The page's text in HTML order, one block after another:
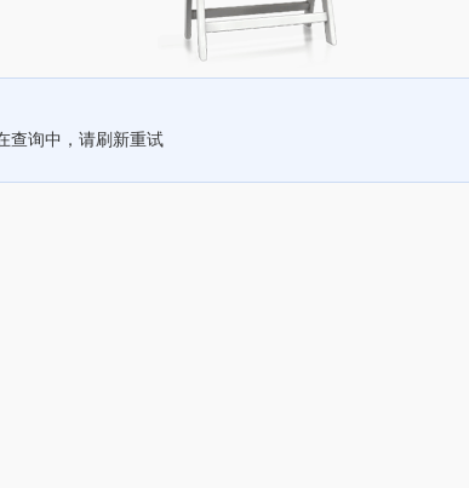
查询中，请刷新重试